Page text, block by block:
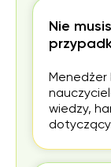
Nie
Menedżer
wiedzy,